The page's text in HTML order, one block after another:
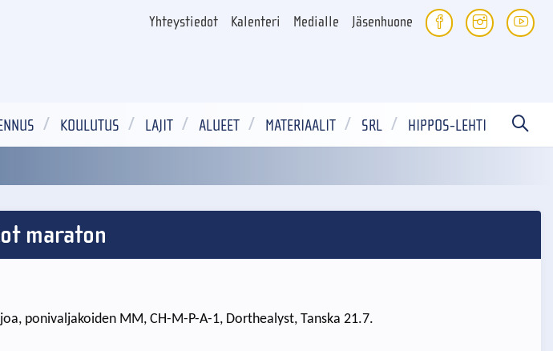
Yhteystiedot Kalenteri Medialle Jäsenhuone
KOULUTUS LAJIT ALUEET MATERIAALIT SRL HIPPOS-LEHTI
maraton
ponivaljakoiden MM, CH-M-P-A-1, Dorthealyst, Tanska 21.7.